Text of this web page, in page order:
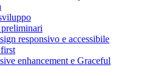
responsivo e accessibile
enhancement e Graceful